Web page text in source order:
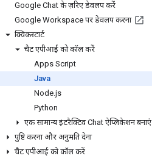
Google Chat के ज़रिए डेवलप करें
Google Workspace पर डेवलप करना
क्विकस्टार्ट
चैट एपीआई को कॉल करें
Apps Script
Java
Node.js
Python
एक सामान्य इंटरैक्टिव Chat ऐप्लिकेशन बनाएं
पुष्टि करना और अनुमति देना
चैट एपीआई को कॉल करें